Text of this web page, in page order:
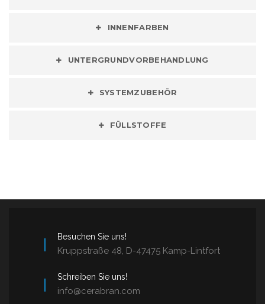
INNENFARBEN
UNTERGRUNDVORBEHANDLUNG
SYSTEMZUBEHÖR
FÜLLSTOFFE
Besuchen Sie uns!
Kruppstraße 48, D-47475 Kamp-Lintfort
Schreiben Sie uns!
info@cerabran.com